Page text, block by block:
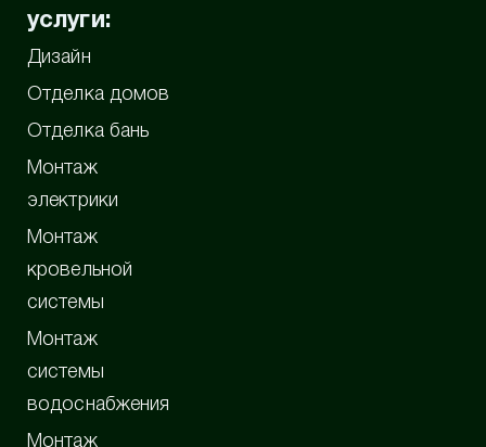
услуги:
Дизайн
Отделка домов
Отделка бань
Монтаж
электрики
Монтаж
кровельной
системы
Монтаж
системы
водоснабжения
Монтаж